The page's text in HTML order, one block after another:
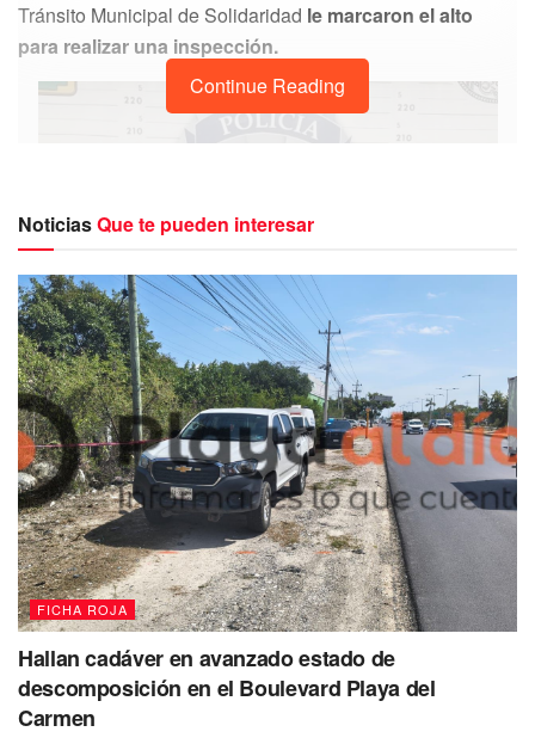
Tránsito Municipal de Solidaridad le marcaron el alto
para realizar una inspección.
Continue Reading
NoticiasQue te pueden interesar
FICHA ROJA
Hallan cadáver en avanzado estado de
descomposición en el Boulevard Playa del
Carmen